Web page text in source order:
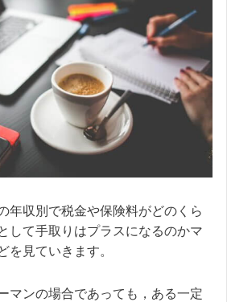
年収別で税金や保険料がどのくら
して手取りはプラスになるのかマ
を見ていきます。
マンの場合であっても，ある一定